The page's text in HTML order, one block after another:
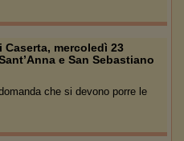
mercoledì 23
e San Sebastiano
che si devono porre le